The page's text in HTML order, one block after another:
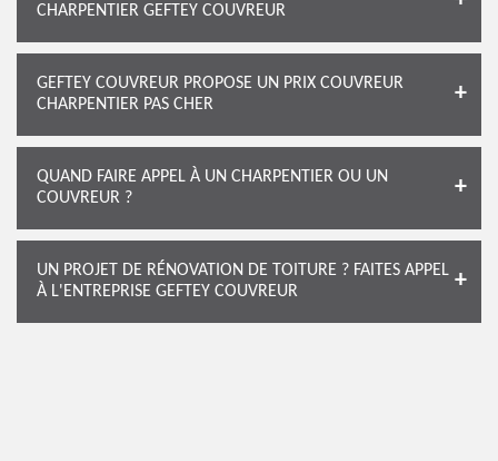
CHARPENTIER GEFTEY COUVREUR
GEFTEY COUVREUR PROPOSE UN PRIX COUVREUR
CHARPENTIER PAS CHER
QUAND FAIRE APPEL À UN CHARPENTIER OU UN
COUVREUR ?
UN PROJET DE RÉNOVATION DE TOITURE ? FAITES APPEL
À L'ENTREPRISE GEFTEY COUVREUR